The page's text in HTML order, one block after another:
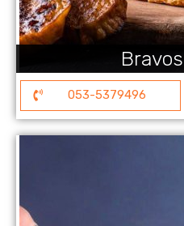
053-5379496